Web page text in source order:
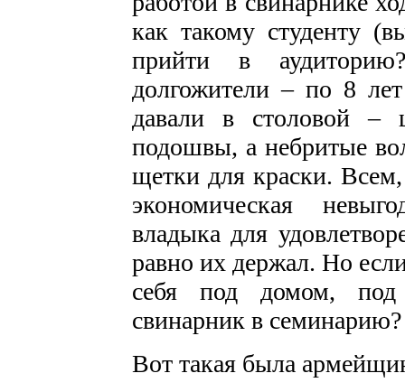
как такому студенту
прийти в
долгожители – по 8
давали в столовой –
подошвы, а небритые
щетки для краски.
экономическая
владыка для
равно их держал. Но
себя под домом,
свинарник в семинарию?
Вот такая была